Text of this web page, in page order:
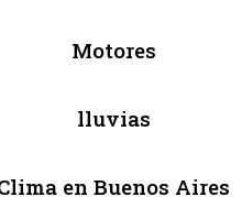
Motores
lluvias
en Buenos Aires